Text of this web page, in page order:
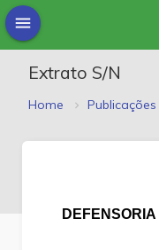
menu
Extrato S/N
Home Publicações